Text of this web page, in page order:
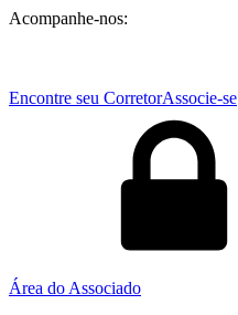
Acompanhe-nos:
Encontre seu CorretorAssocie-se
Área do Associado